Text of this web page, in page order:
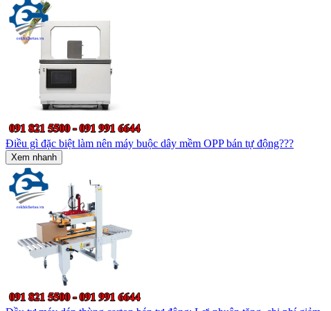
Điều gì đặc biệt làm nên máy buộc dây mềm OPP bán tự động???
Xem nhanh